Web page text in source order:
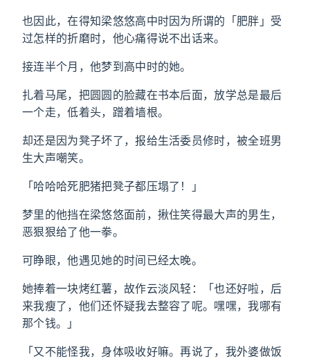
也因此，在得知梁悠悠高中时因为所谓的「肥胖」受
过怎样的折磨时，他心痛得说不出话来。
接连半个月，他梦到高中时的她。
扎着马尾，把圆圆的脸藏在书本后面，放学总是最后
一个走，低着头，蹭着墙根。
却还是因为凳子坏了，报给生活委员修时，被全班男
生大声嘲笑。
「哈哈哈死肥猪把凳子都压塌了！」
梦里的他挡在梁悠悠面前，揪住笑得最大声的男生，
恶狠狠给了他一拳。
可睁眼，他遇见她的时间已经太晚。
她捧着一块烤红薯，故作云淡风轻：「也还好啦，后
来我瘦了，他们还怀疑我去整容了呢。嘿嘿，我哪有
那个钱。」
「又不能怪我，身体吸收好嘛。再说了，我外婆做饭